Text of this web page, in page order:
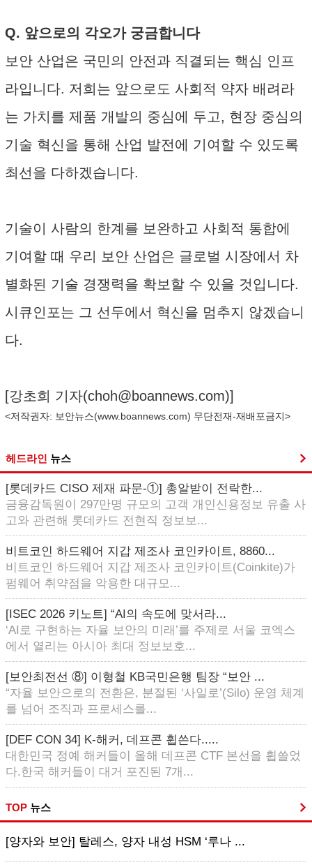
Q. 앞으로의 각오가 궁금합니다
보안 산업은 국민의 안전과 직결되는 핵심 인프
라입니다. 저희는 앞으로도 사회적 약자 배려라
는 가치를 제품 개발의 중심에 두고, 현장 중심의
기술 혁신을 통해 산업 발전에 기여할 수 있도록
최선을 다하겠습니다.
기술이 사람의 한계를 보완하고 사회적 통합에
기여할 때 우리 보안 산업은 글로벌 시장에서 차
별화된 기술 경쟁력을 확보할 수 있을 것입니다.
시큐인포는 그 선두에서 혁신을 멈추지 않겠습니
다.
[강초희 기자(choh@boannews.com)]
<저작권자: 보안뉴스(www.boannews.com) 무단전재-재배포금지>
헤드라인 뉴스
[롯데카드 CISO 제재 파문-①] 총알받이 전락한...
금융감독원이 297만명 규모의 고객 개인신용정보 유출 사
고와 관련해 롯데카드 전현직 정보보...
비트코인 하드웨어 지갑 제조사 코인카이트, 8860...
비트코인 하드웨어 지갑 제조사 코인카이트(Coinkite)가
펌웨어 취약점을 악용한 대규모...
[ISEC 2026 키노트] “AI의 속도에 맞서라...
‘AI로 구현하는 자율 보안의 미래’를 주제로 서울 코엑스
에서 열리는 아시아 최대 정보보호...
[보안최전선 ⑧] 이형철 KB국민은행 팀장 “보안 ...
“자율 보안으로의 전환은, 분절된 ‘사일로’(Silo) 운영 체계
를 넘어 조직과 프로세스를...
[DEF CON 34] K-해커, 데프콘 휩쓴다.....
대한민국 정예 해커들이 올해 데프콘 CTF 본선을 휩쓸었
다.한국 해커들이 대거 포진된 7개...
TOP 뉴스
[양자와 보안] 탈레스, 양자 내성 HSM ‘루나 ...